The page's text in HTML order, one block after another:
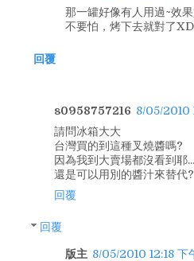
那一罐好像有人用過~效果
不要怕，烤下去就對了XD
回覆
s0958757216 8/05/2010
請問冰箱大大
台灣買的到這種叉燒醬嗎?
因為我到大賣場都沒看到耶
還是可以用別的醬汁來替代?
回覆
回覆
版主 8/05/2010 12:18 下